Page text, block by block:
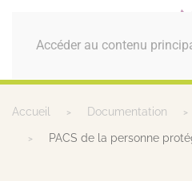
Accéder au contenu
MENU
Accueil Documentation
PACS de la personne